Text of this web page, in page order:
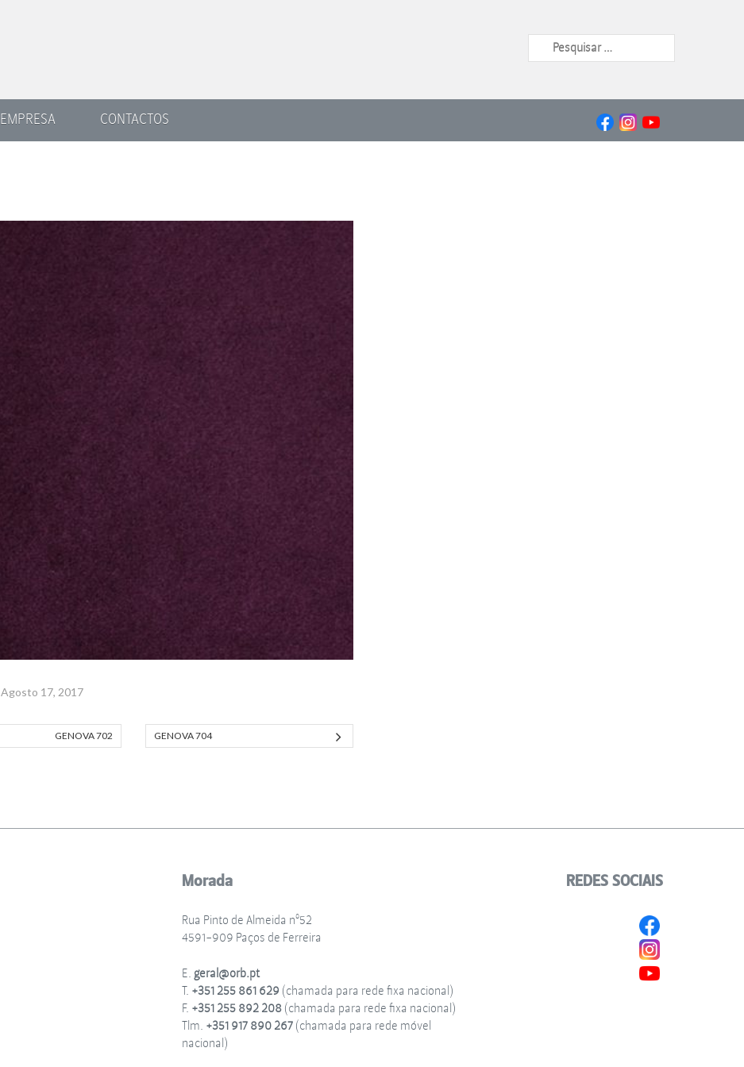
EMPRESA CONTACTOS
Agosto 17, 2017
GENOVA 702 GENOVA 704
Morada
Rua Pinto de Almeida nº52
4591-909 Paços de Ferreira
E. geral@orb.pt
T. +351 255 861 629 (chamada para rede fixa nacional)
F. +351 255 892 208(chamada para rede fixa nacional)
Tlm. +351 917 890 267(chamada para rede móvel
nacional)
REDES SOCIAIS